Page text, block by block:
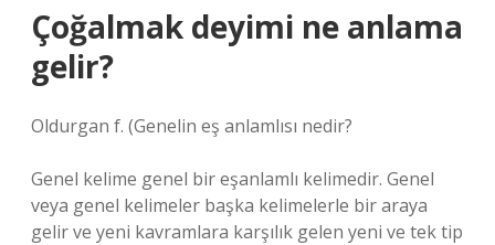
Çoğalmak deyimi ne anlama
gelir?
Oldurgan f. (Genelin eş anlamlısı nedir?
Genel kelime genel bir eşanlamlı kelimedir. Genel
veya genel kelimeler başka kelimelerle bir araya
gelir ve yeni kavramlara karşılık gelen yeni ve tek tip